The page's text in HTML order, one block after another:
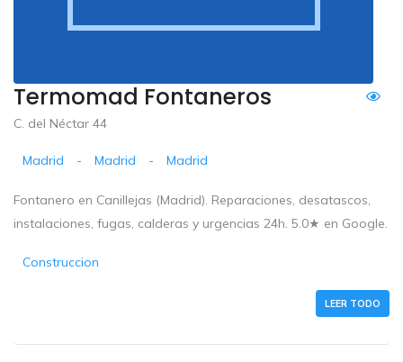
Termomad Fontaneros
C. del Néctar 44
Madrid - Madrid - Madrid
Fontanero en Canillejas (Madrid). Reparaciones, desatascos,
instalaciones, fugas, calderas y urgencias 24h. 5.0★ en Google.
Construccion
LEER TODO